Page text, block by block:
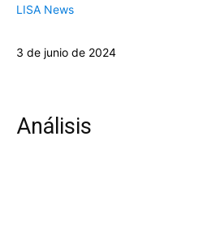
LISA News
3 de junio de 2024
Análisis